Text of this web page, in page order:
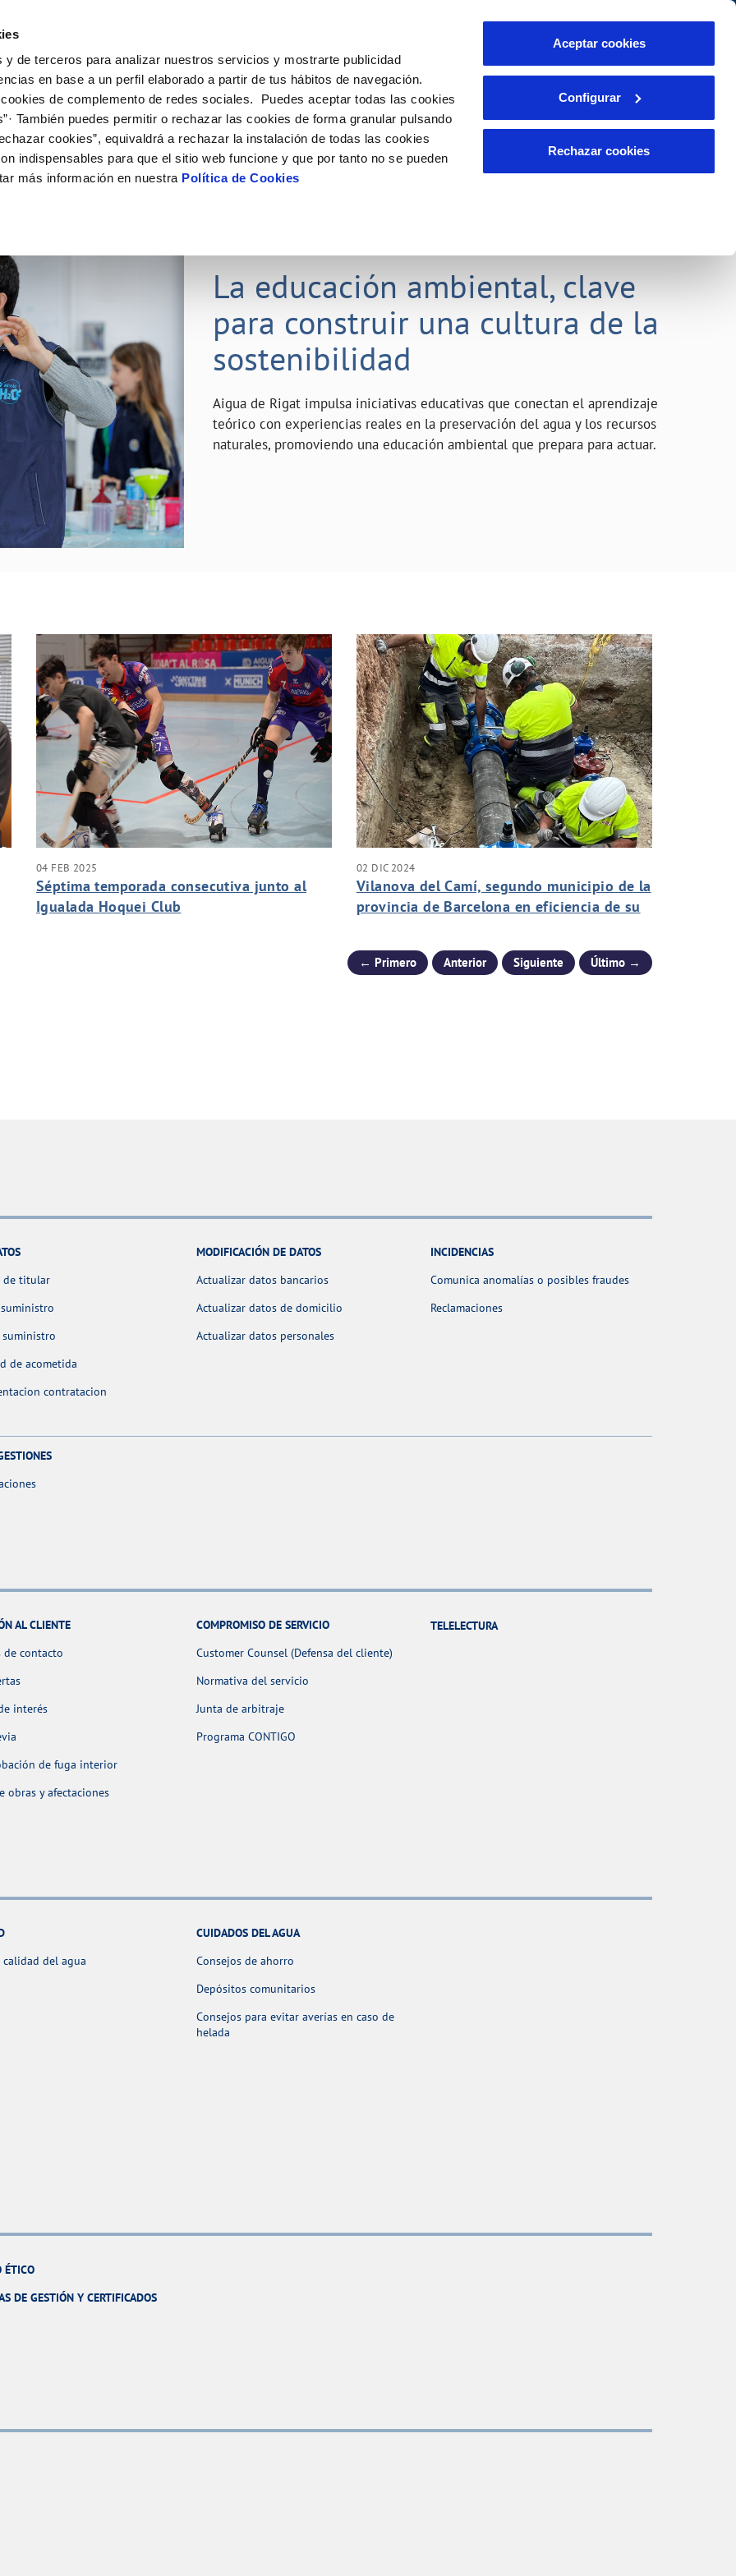
y de terceros para analizar nuestros servicios y mostrarte publicidad
en base a un perfil elaborado a partir de tus hábitos de navegación.
de complemento de redes sociales. Puedes aceptar todas las cookies
También puedes permitir o rechazar las cookies de forma granular pulsando
cookies”, equivaldrá a rechazar la instalación de todas las cookies
indispensables para que el sitio web funcione y que por tanto no se pueden
más información en nuestra Política de Cookies
Aceptar cookies
Configurar
Rechazar cookies
de titular
de suministro
MODIFICACIÓN DE DATOS
Actualizar datos bancarios
Actualizar datos de domicilio
INCIDENCIAS
Comunica anomalías o posibles
VER TODAS LAS GESTIONES
Tu Servicio
AL CLIENTE
contacto
y afectaciones
COMPROMISO DE SERVICIO
Customer Counsel (Defensa del cliente)
Normativa del servicio
TELELECTURA
Tu Agua
del agua
CUIDADOS DEL AGUA
Consejos de ahorro
Depósitos comunitarios
Conócenos
DE GESTIÓN Y CERTIFICADOS
Nuestros compromisos
La educación ambiental, clave
para construir una cultura de la
sostenibilidad
Aigua de Rigat impulsa iniciativas educativas que conectan el aprendizaje
teórico con experiencias reales en la preservación del agua y los recursos
naturales, promoviendo una educación ambiental que prepara para actuar.
04 FEB 2025
Séptima temporada consecutiva junto al
Igualada Hoquei Club
02 DIC 2024
Vilanova del Camí, segundo municipio de la
provincia de Barcelona en eficiencia de su
← Primero Anterior Siguiente Último →
de titular
suministro
de acometida
contratacion
MODIFICACIÓN DE DATOS
Actualizar datos bancarios
Actualizar datos de domicilio
Actualizar datos personales
INCIDENCIAS
Comunica anomalías o posibles fraudes
Reclamaciones
AL CLIENTE
de contacto
interés
de fuga interior
obras y afectaciones
COMPROMISO DE SERVICIO
Customer Counsel (Defensa del cliente)
Normativa del servicio
Junta de arbitraje
Programa CONTIGO
TELELECTURA
del agua
CUIDADOS DEL AGUA
Consejos de ahorro
Depósitos comunitarios
Consejos para evitar averías en caso de
helada
ÉTICO
DE GESTIÓN Y CERTIFICADOS